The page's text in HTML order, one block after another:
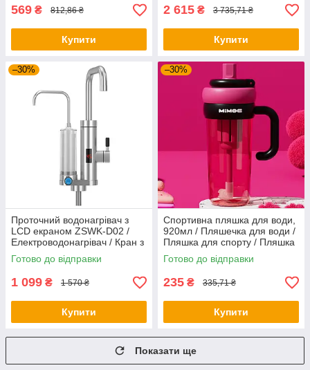
569 ₴ 812,86 ₴
Купити
2 615 ₴ 3 735,71 ₴
Купити
–30%
Проточний водонагрівач з
LCD екраном ZSWK-D02 /
Електроводонагрівач / Кран з
підігрівом води
Готово до відправки
1 099 ₴ 1 570 ₴
Купити
–30%
Спортивна пляшка для води,
920мл / Пляшечка для води /
Пляшка для спорту / Пляшка
з трубочкою
Готово до відправки
235 ₴ 335,71 ₴
Купити
Показати ще